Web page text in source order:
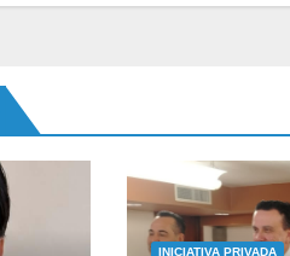
INICIATIVA PRIVADA